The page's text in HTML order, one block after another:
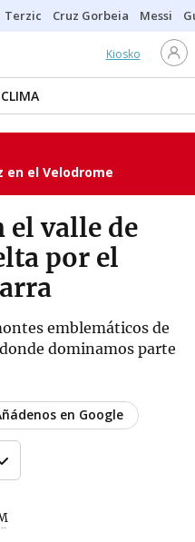
Terzic Cruz Gorbeia Messi
Kiosko
en el Velodrome
el valle de
por el
emblemáticos de
dominamos parte
en Google